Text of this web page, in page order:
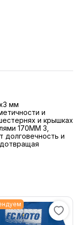
мм
и
и крышках
170MM 3,
долговечность и